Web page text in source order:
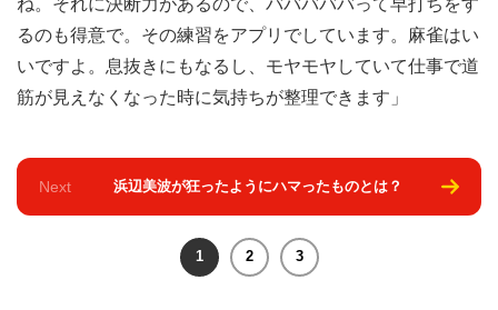
るのも得意で。その練習をアプリでしています。麻雀はい
いですよ。息抜きにもなるし、モヤモヤしていて仕事で道
筋が見えなくなった時に気持ちが整理できます」
Next 浜辺美波が狂ったようにハマったものとは？
1 2 3